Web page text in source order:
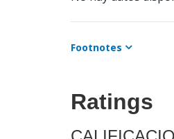
Footnotes
Ratings